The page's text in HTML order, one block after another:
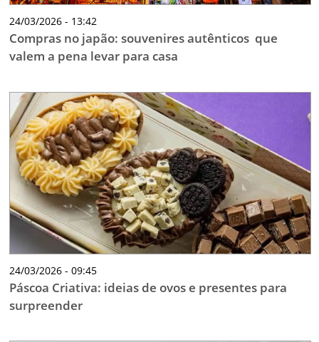
24/03/2026 - 13:42
Compras no japão: souvenires autênticos que
valem a pena levar para casa
24/03/2026 - 09:45
Páscoa Criativa: ideias de ovos e presentes para
surpreender